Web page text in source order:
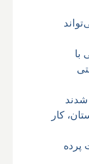
با
شدند
کار
پرده